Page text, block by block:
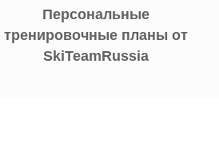
Персональные
тренировочные планы от
SkiTeamRussia